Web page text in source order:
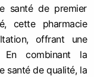
santé de premier
cette pharmacie
offrant une
En combinant la
santé de qualité, la